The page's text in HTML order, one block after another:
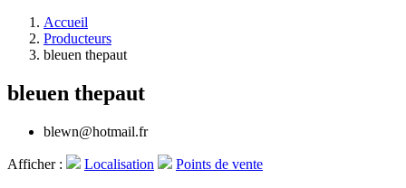
Accueil
Producteurs
bleuen thepaut
bleuen thepaut
blewn@hotmail.fr
Afficher : Localisation Points de vente